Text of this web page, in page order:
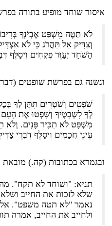
איסור שוחד מופיע בתורה
לֹא תַטֶּה מִשְׁפַּט אֶבְיֹנְךָ
וְצַדִּיק אַל תַּהֲרֹג כִּי לֹא
הַשֹּׁחַד יְעַוֵּר פִּקְחִים וִיסַלֵּף
ונשנה גם בפרשת שופטים
שֹׁפְטִים וְשֹׁטְרִים תִּתֶּן לְךָ
לְךָ לִשְׁבָטֶיךָ וְשָׁפְטוּ אֶת
מִשְׁפָּט לֹא תַכִּיר פָּנִים. וְלֹא
עֵינֵי חֲכָמִים וִיסַלֵּף דִּבְרֵי
ובגמרא בכתובות (קה.) מובאת
תניא: "ושוחד לא תקח".
שלא לזכות את החייב
נאמר "לא תטה משפט".
ולחייב את החייב, אמרה